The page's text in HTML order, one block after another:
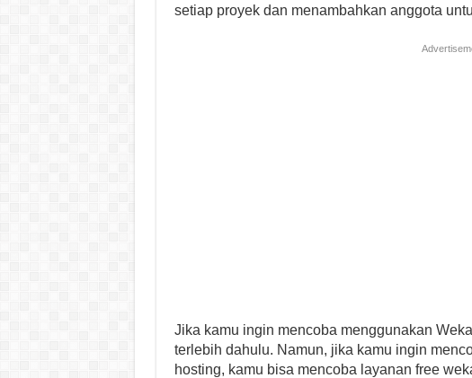
setiap proyek dan menambahkan anggota
Jika kamu ingin mencoba menggunakan
terlebih dahulu. Namun, jika kamu ingin
hosting, kamu bisa mencoba layanan free